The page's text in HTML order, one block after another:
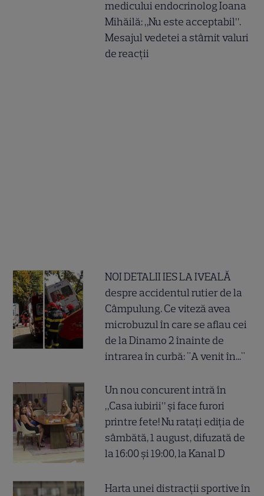
medicului endocrinolog Ioana
Mihăilă: „Nu este acceptabil”.
Mesajul vedetei a stârnit valuri
de reacții
NOI DETALII IES LA IVEALĂ
despre accidentul rutier de la
Câmpulung. Ce viteză avea
microbuzul în care se aflau cei
de la Dinamo 2 înainte de
intrarea în curbă: "A venit în..."
Un nou concurent intră în
„Casa iubirii” și face furori
printre fete! Nu ratați ediția de
sâmbătă, 1 august, difuzată de
la 16:00 și 19:00, la Kanal D
Harta unei distracții sportive în